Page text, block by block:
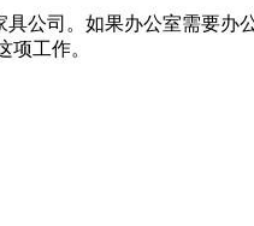
司。如果办公室需要办
项工作。